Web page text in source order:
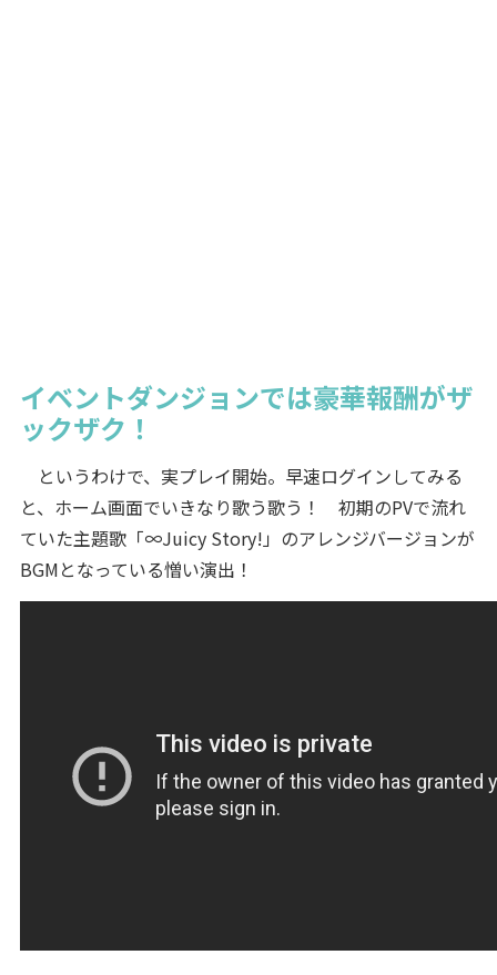
イベントダンジョンでは豪華報酬がザ
ックザク！
というわけで、実プレイ開始。早速ログインしてみる
と、ホーム画面でいきなり歌う歌う！ 初期のPVで流れ
ていた主題歌「∞Juicy Story!」のアレンジバージョンが
BGMとなっている憎い演出！